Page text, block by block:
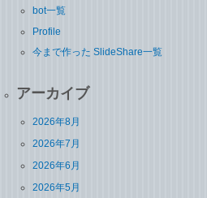
bot一覧
Profile
今まで作った SlideShare一覧
アーカイブ
2026年8月
2026年7月
2026年6月
2026年5月